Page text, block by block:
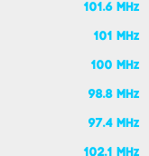
101.6 MHz
101 MHz
100 MHz
98.8 MHz
97.4 MHz
102.1 MHz